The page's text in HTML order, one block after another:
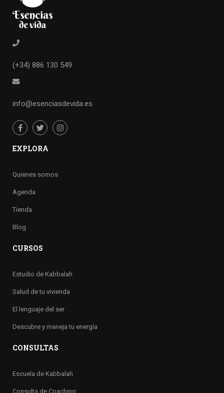
(+34) 886 130 549
info@esenciasdevida.es
EXPLORA
Quienes somos
Agenda
Tienda
Blog
CURSOS
Estudio de Kabbalah
Salud de tu vivienda
El lenguaje del ser
Descubre y maneja tu energía
CONSULTAS
Escuela de Kabbalah
Consulta de Coaching